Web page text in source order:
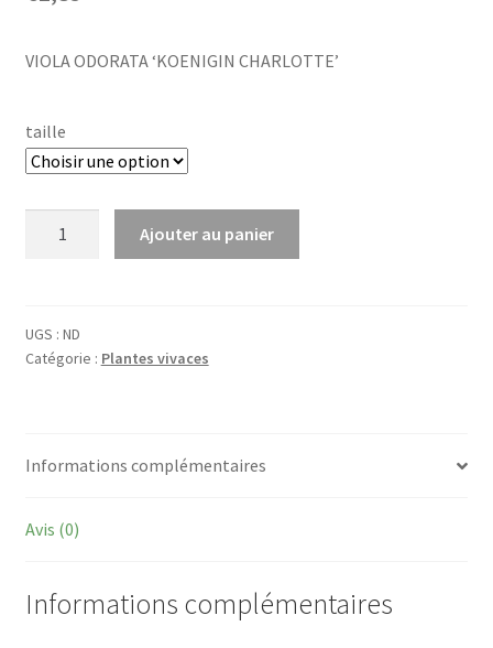
VIOLA ODORATA ‘KOENIGIN CHARLOTTE’
taille
'Königin
Charlotte'
Ajouter au panier
UGS : ND
Catégorie : Plantes vivaces
Informations complémentaires
Avis (0)
Informations complémentaires